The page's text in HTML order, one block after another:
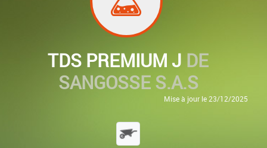
TDS PREMIUM J DE
SANGOSSE S.A.S
Mise à jour le 23/12/2025